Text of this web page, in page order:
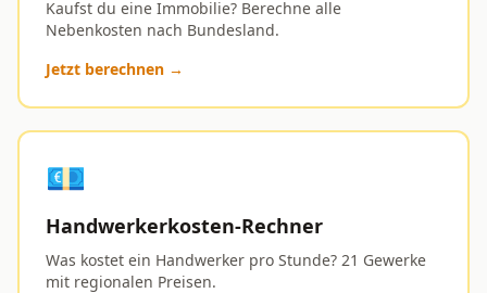
Kaufst du eine Immobilie? Berechne alle
Nebenkosten nach Bundesland.
Jetzt berechnen →
💶
Handwerkerkosten-Rechner
Was kostet ein Handwerker pro Stunde? 21 Gewerke
mit regionalen Preisen.